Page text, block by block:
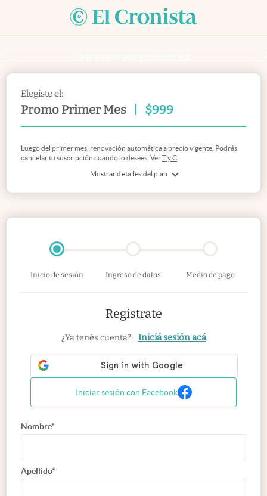
Elegiste el:
Promo Primer Mes $999
Mostrar detalles del plan
Luego del primer mes, renovación automática a precio vigente. Podrás
cancelar tu suscripción cuando lo desees. VerT y C
Inicio de sesión Ingreso de datos Medio de pago
Registrate
¿Ya tenés cuenta? Iniciá sesión acá
Iniciar sesión con Facebook
Nombre*
Apellido*